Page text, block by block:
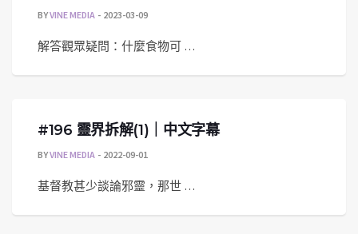
BYVINE MEDIA 2023-03-09
解答觀眾疑問：什麼食物可 …
#196 靈界拆解(1)｜中文字幕
BYVINE MEDIA 2022-09-01
基督教甚少談論邪靈，那世 …